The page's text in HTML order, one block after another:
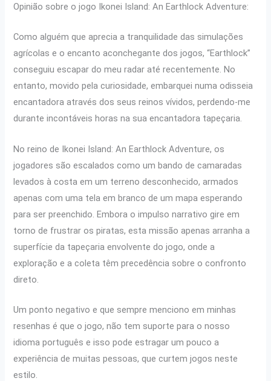
Opinião sobre o jogo Ikonei Island: An Earthlock Adventure:
Como alguém que aprecia a tranquilidade das simulações
agrícolas e o encanto aconchegante dos jogos, “Earthlock”
conseguiu escapar do meu radar até recentemente. No
entanto, movido pela curiosidade, embarquei numa odisseia
encantadora através dos seus reinos vívidos, perdendo-me
durante incontáveis horas na sua encantadora tapeçaria.
No reino de Ikonei Island: An Earthlock Adventure, os
jogadores são escalados como um bando de camaradas
levados à costa em um terreno desconhecido, armados
apenas com uma tela em branco de um mapa esperando
para ser preenchido. Embora o impulso narrativo gire em
torno de frustrar os piratas, esta missão apenas arranha a
superfície da tapeçaria envolvente do jogo, onde a
exploração e a coleta têm precedência sobre o confronto
direto.
Um ponto negativo e que sempre menciono em minhas
resenhas é que o jogo, não tem suporte para o nosso
idioma português e isso pode estragar um pouco a
experiência de muitas pessoas, que curtem jogos neste
estilo.